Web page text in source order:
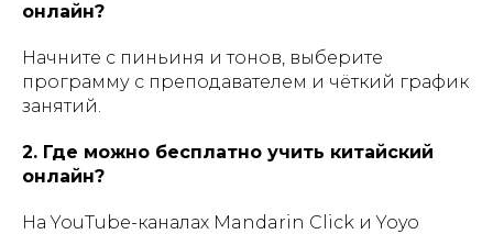
онлайн?
Начните с пиньиня и тонов, выберите
программу с преподавателем и чёткий график
занятий.
2. Где можно бесплатно учить китайский
онлайн?
На YouTube-каналах Mandarin Click и Yoyo